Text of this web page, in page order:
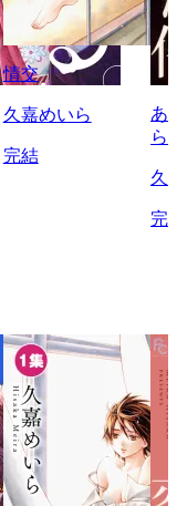
情交
久嘉めいら
完結
あ
ら
久
完